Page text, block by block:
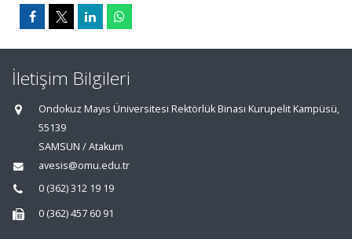
İletişim Bilgileri
Ondokuz Mayıs Üniversitesi Rektörlük Binası Kurupelit Kampüsü,
55139
SAMSUN / Atakum
avesis@omu.edu.tr
0 (362) 312 19 19
0 (362) 457 60 91